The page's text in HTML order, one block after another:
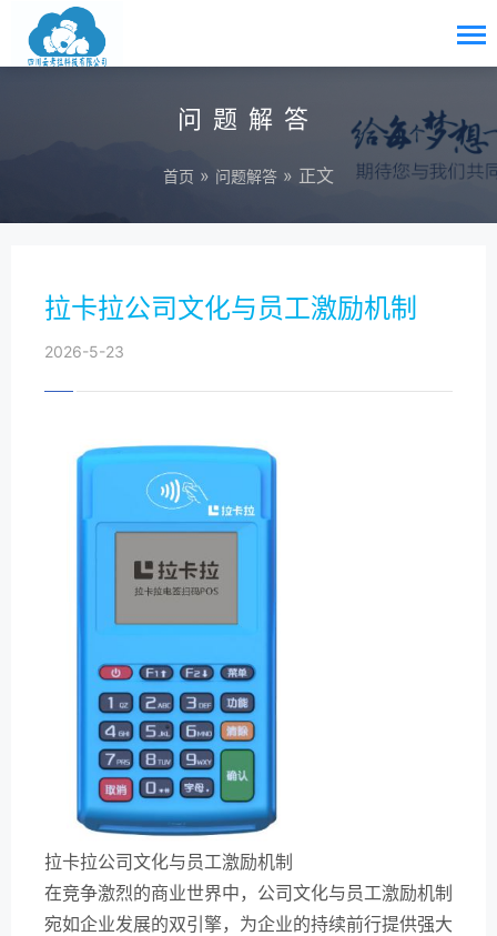
问题解答
首页 » 问题解答 » 正文
拉卡拉公司文化与员工激励机制
2026-5-23
拉卡拉公司文化与员工激励机制
在竞争激烈的商业世界中，公司文化与员工激励机制
宛如企业发展的双引擎，为企业的持续前行提供强大